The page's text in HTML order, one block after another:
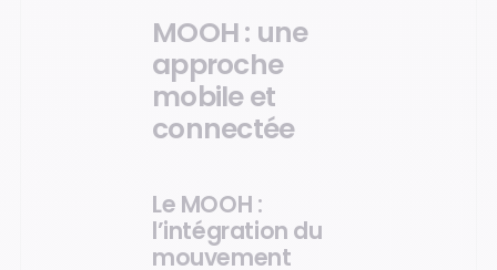
MOOH : une
approche
mobile et
connectée
Le MOOH :
l’intégration du
mouvement